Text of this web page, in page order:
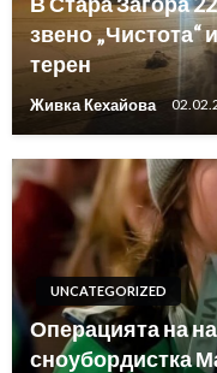
звено „Чистота“
терен
Живка Кехайова
UNCATEGORIZED
Операцията на
сноубордистка